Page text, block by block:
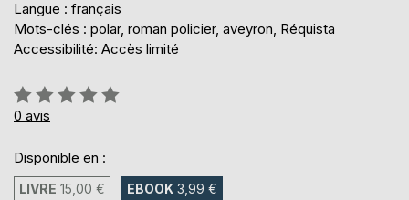
Langue : français
Mots-clés : polar, roman policier, aveyron, Réquista
Accessibilité: Accès limité
Évaluation:
0%
0 avis
Disponible en :
LIVRE 15,00 € EBOOK 3,99 €